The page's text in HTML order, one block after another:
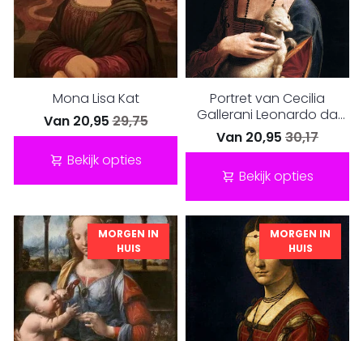
Mona Lisa Kat
Van 20,9529,75
Bekijk opties
Portret van Cecilia
Gallerani Leonardo da
Vinci
Van 20,95 30,17
Bekijk opties
MORGEN IN
HUIS
MORGEN IN
HUIS